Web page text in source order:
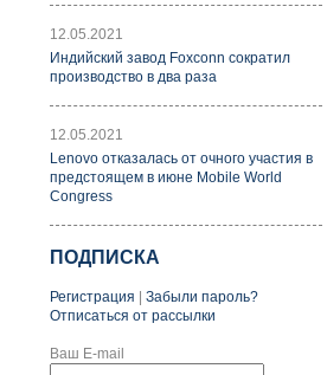
12.05.2021
Индийский завод Foxconn сократил
производство в два раза
12.05.2021
Lenovo отказалась от очного участия в
предстоящем в июне Mobile World
Congress
ПОДПИСКА
Регистрация
Забыли пароль?
Отписаться от рассылки
Ваш E-mail